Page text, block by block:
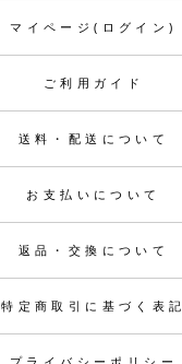
マイページ(ログイン)
ご利用ガイド
送料・配送について
お支払いについて
返品・交換について
特定商取引に基づく表記